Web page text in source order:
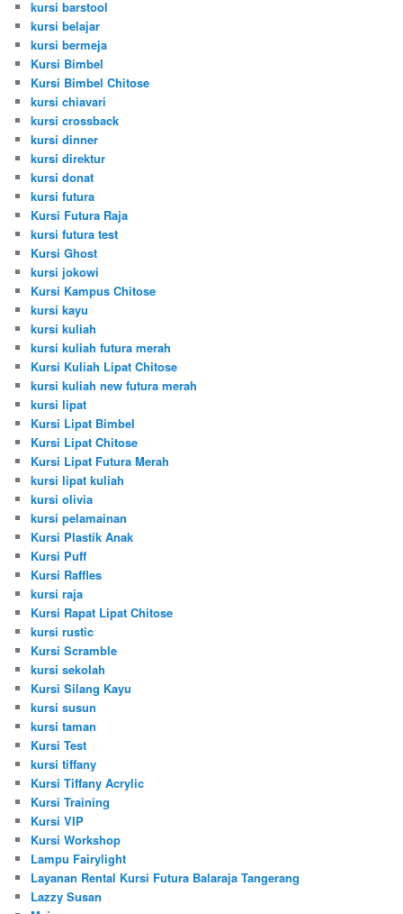
kursi barstool
kursi belajar
kursi bermeja
Kursi Bimbel
Kursi Bimbel Chitose
kursi chiavari
kursi crossback
kursi dinner
kursi direktur
kursi donat
kursi futura
Kursi Futura Raja
kursi futura test
Kursi Ghost
kursi jokowi
Kursi Kampus Chitose
kursi kayu
kursi kuliah
kursi kuliah futura merah
Kursi Kuliah Lipat Chitose
kursi kuliah new futura merah
kursi lipat
Kursi Lipat Bimbel
Kursi Lipat Chitose
Kursi Lipat Futura Merah
kursi lipat kuliah
kursi olivia
kursi pelamainan
Kursi Plastik Anak
Kursi Puff
Kursi Raffles
kursi raja
Kursi Rapat Lipat Chitose
kursi rustic
Kursi Scramble
kursi sekolah
Kursi Silang Kayu
kursi susun
kursi taman
Kursi Test
kursi tiffany
Kursi Tiffany Acrylic
Kursi Training
Kursi VIP
Kursi Workshop
Lampu Fairylight
Layanan Rental Kursi Futura Balaraja Tangerang
Lazzy Susan